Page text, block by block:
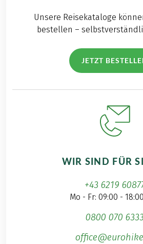
Unsere Reisekataloge
bestellen –
JETZT
WIR SIND FÜR
+43 6219
Mo - Fr: 09:00 -
0800 070 6333